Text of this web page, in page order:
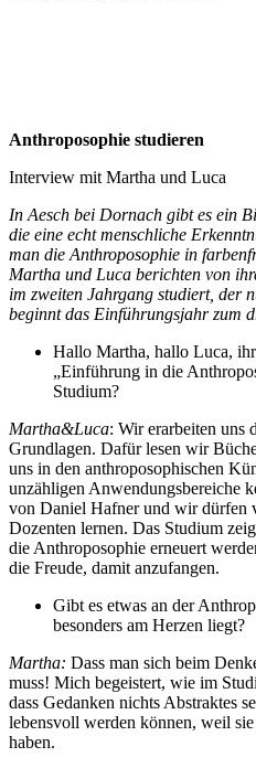
Anthroposophie studieren
Interview mit Martha und Luca
In Aesch bei Dornach gibt es ein
die eine echt menschliche
man die Anthroposophie in
Martha und Luca berichten von
im zweiten Jahrgang studiert, der
beginnt das Einführungsjahr zum
Hallo Martha, hallo Luca,
„Einführung in die
Studium?
Martha&Luca: Wir erarbeiten uns
Grundlagen. Dafür lesen wir
uns in den anthroposophischen
unzähligen Anwendungsbereiche
von Daniel Hafner und wir dürfen
Dozenten lernen. Das Studium
die Anthroposophie erneuert
die Freude, damit anzufangen.
Gibt es etwas an der
besonders am Herzen liegt?
Martha: Dass man sich beim
muss! Mich begeistert, wie im
dass Gedanken nichts Abstraktes
lebensvoll werden können, weil
haben.